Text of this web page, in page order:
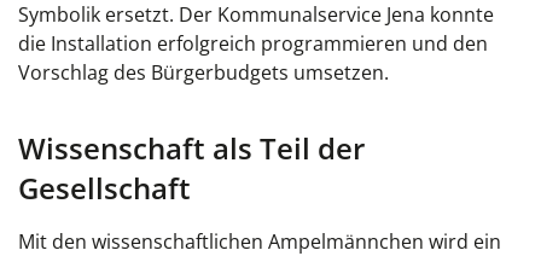
Symbolik ersetzt. Der Kommunalservice Jena konnte
die Installation erfolgreich programmieren und den
Vorschlag des Bürgerbudgets umsetzen.
Wissenschaft als Teil der
Gesellschaft
Mit den wissenschaftlichen Ampelmännchen wird ein